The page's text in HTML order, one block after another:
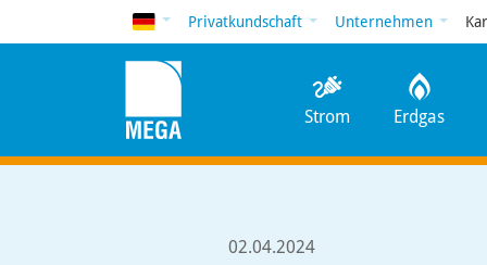
DeutschPrivatkundschaft Unternehmen
Strom Erdgas
02.04.2024